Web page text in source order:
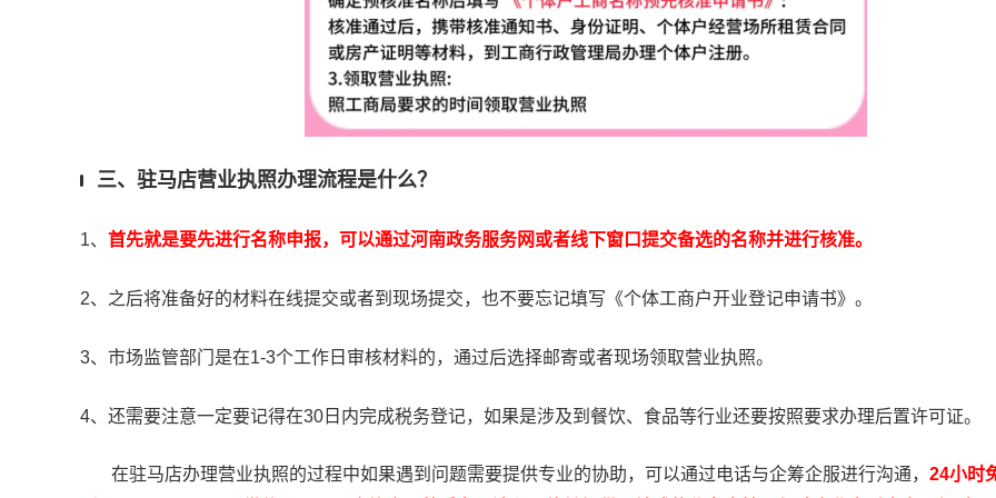
三、驻马店营业执照办理流程是什么？
1、 首先就是要先进行名称申报，可以通过河南政务服务网或者线下窗口提交备选的名称并进行核准。
2、之后将准备好的材料在线提交或者到现场提交，也不要忘记填写《个体工商户开业登记申请书》。
3、市场监管部门是在1-3个工作日审核材料的，通过后选择邮寄或者现场领取营业执照。
4、还需要注意一定要记得在30日内完成税务登记，如果是涉及到餐饮、食品等行业还要按照要求办理后置许可证。
在驻马店办理营业执照的过程中如果遇到问题需要提供专业的协助，可以通过电话与企筹企服进行沟通， 24小时